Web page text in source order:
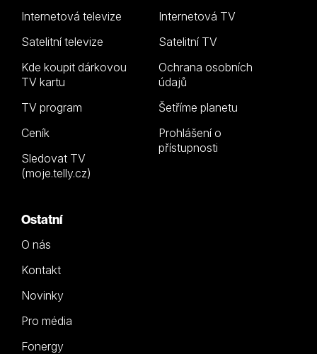
Internetová televize
Satelitní televize
Kde koupit dárkovou
TV kartu
TV program
Ceník
Sledovat TV
(moje.telly.cz)
Internetová TV
Satelitní TV
Ochrana osobních
údajů
Šetříme planetu
Prohlášení o
přístupnosti
Ostatní
O nás
Kontakt
Novinky
Pro média
Fonergy